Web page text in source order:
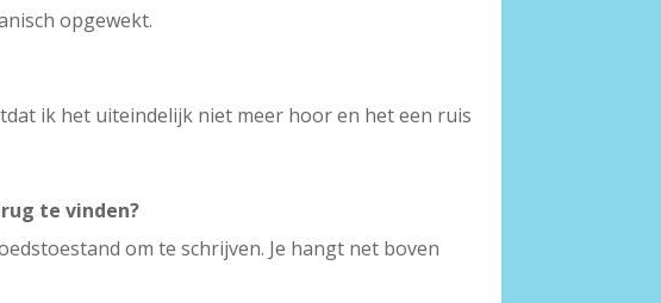
opgewekt.
ik het uiteindelijk niet meer hoor en het een ruis
te vinden?
om te schrijven. Je hangt net boven